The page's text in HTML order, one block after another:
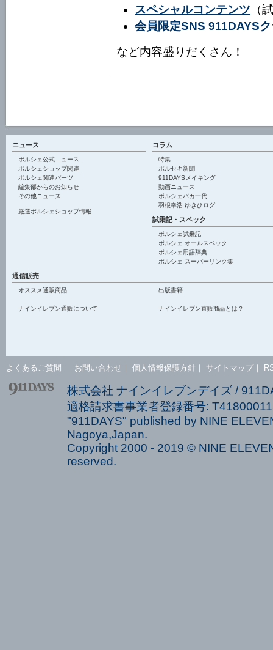
スペシャルコンテンツ （
会員限定SNS 911DAYS
など内容盛りだくさん！
ニュース
ポルシェ公式ニュース
ポルシェショップ関連
ポルシェ関連パーツ
編集部からのお知らせ
その他ニュース
厳選ポルシェショップ情報
コラム
特集
ポルセキ新聞
911DAYSメイキング
動画ニュース
ポルシェバカ一代
羽根幸浩 ゆきひログ
試乗記・スペック
ポルシェ試乗記
ポルシェ オールスペック
ポルシェ用語辞典
ポルシェ スーパーリンク集
通信販売
オススメ通販商品 出版書籍
ナインイレブン通販について ナインイレブン直販商品とは？
よくあるご質問 ｜ お問い合わせ ｜ 個人情報保護方針 ｜ サイトマップ｜
株式会社 ナインイレブンデイズ /
適格請求書事業者登録番号:
"911DAYS" published by NINE
Nagoya,Japan.
Copyright 2000 - 2019 © NINE
reserved.